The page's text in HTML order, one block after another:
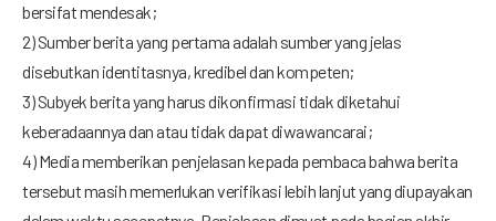
bersifat mendesak;
2) Sumber berita yang pertama adalah sumber yang jelas
disebutkan identitasnya, kredibel dan kompeten;
3) Subyek berita yang harus dikonfirmasi tidak diketahui
keberadaannya dan atau tidak dapat diwawancarai;
4) Media memberikan penjelasan kepada pembaca bahwa berita
tersebut masih memerlukan verifikasi lebih lanjut yang diupayakan